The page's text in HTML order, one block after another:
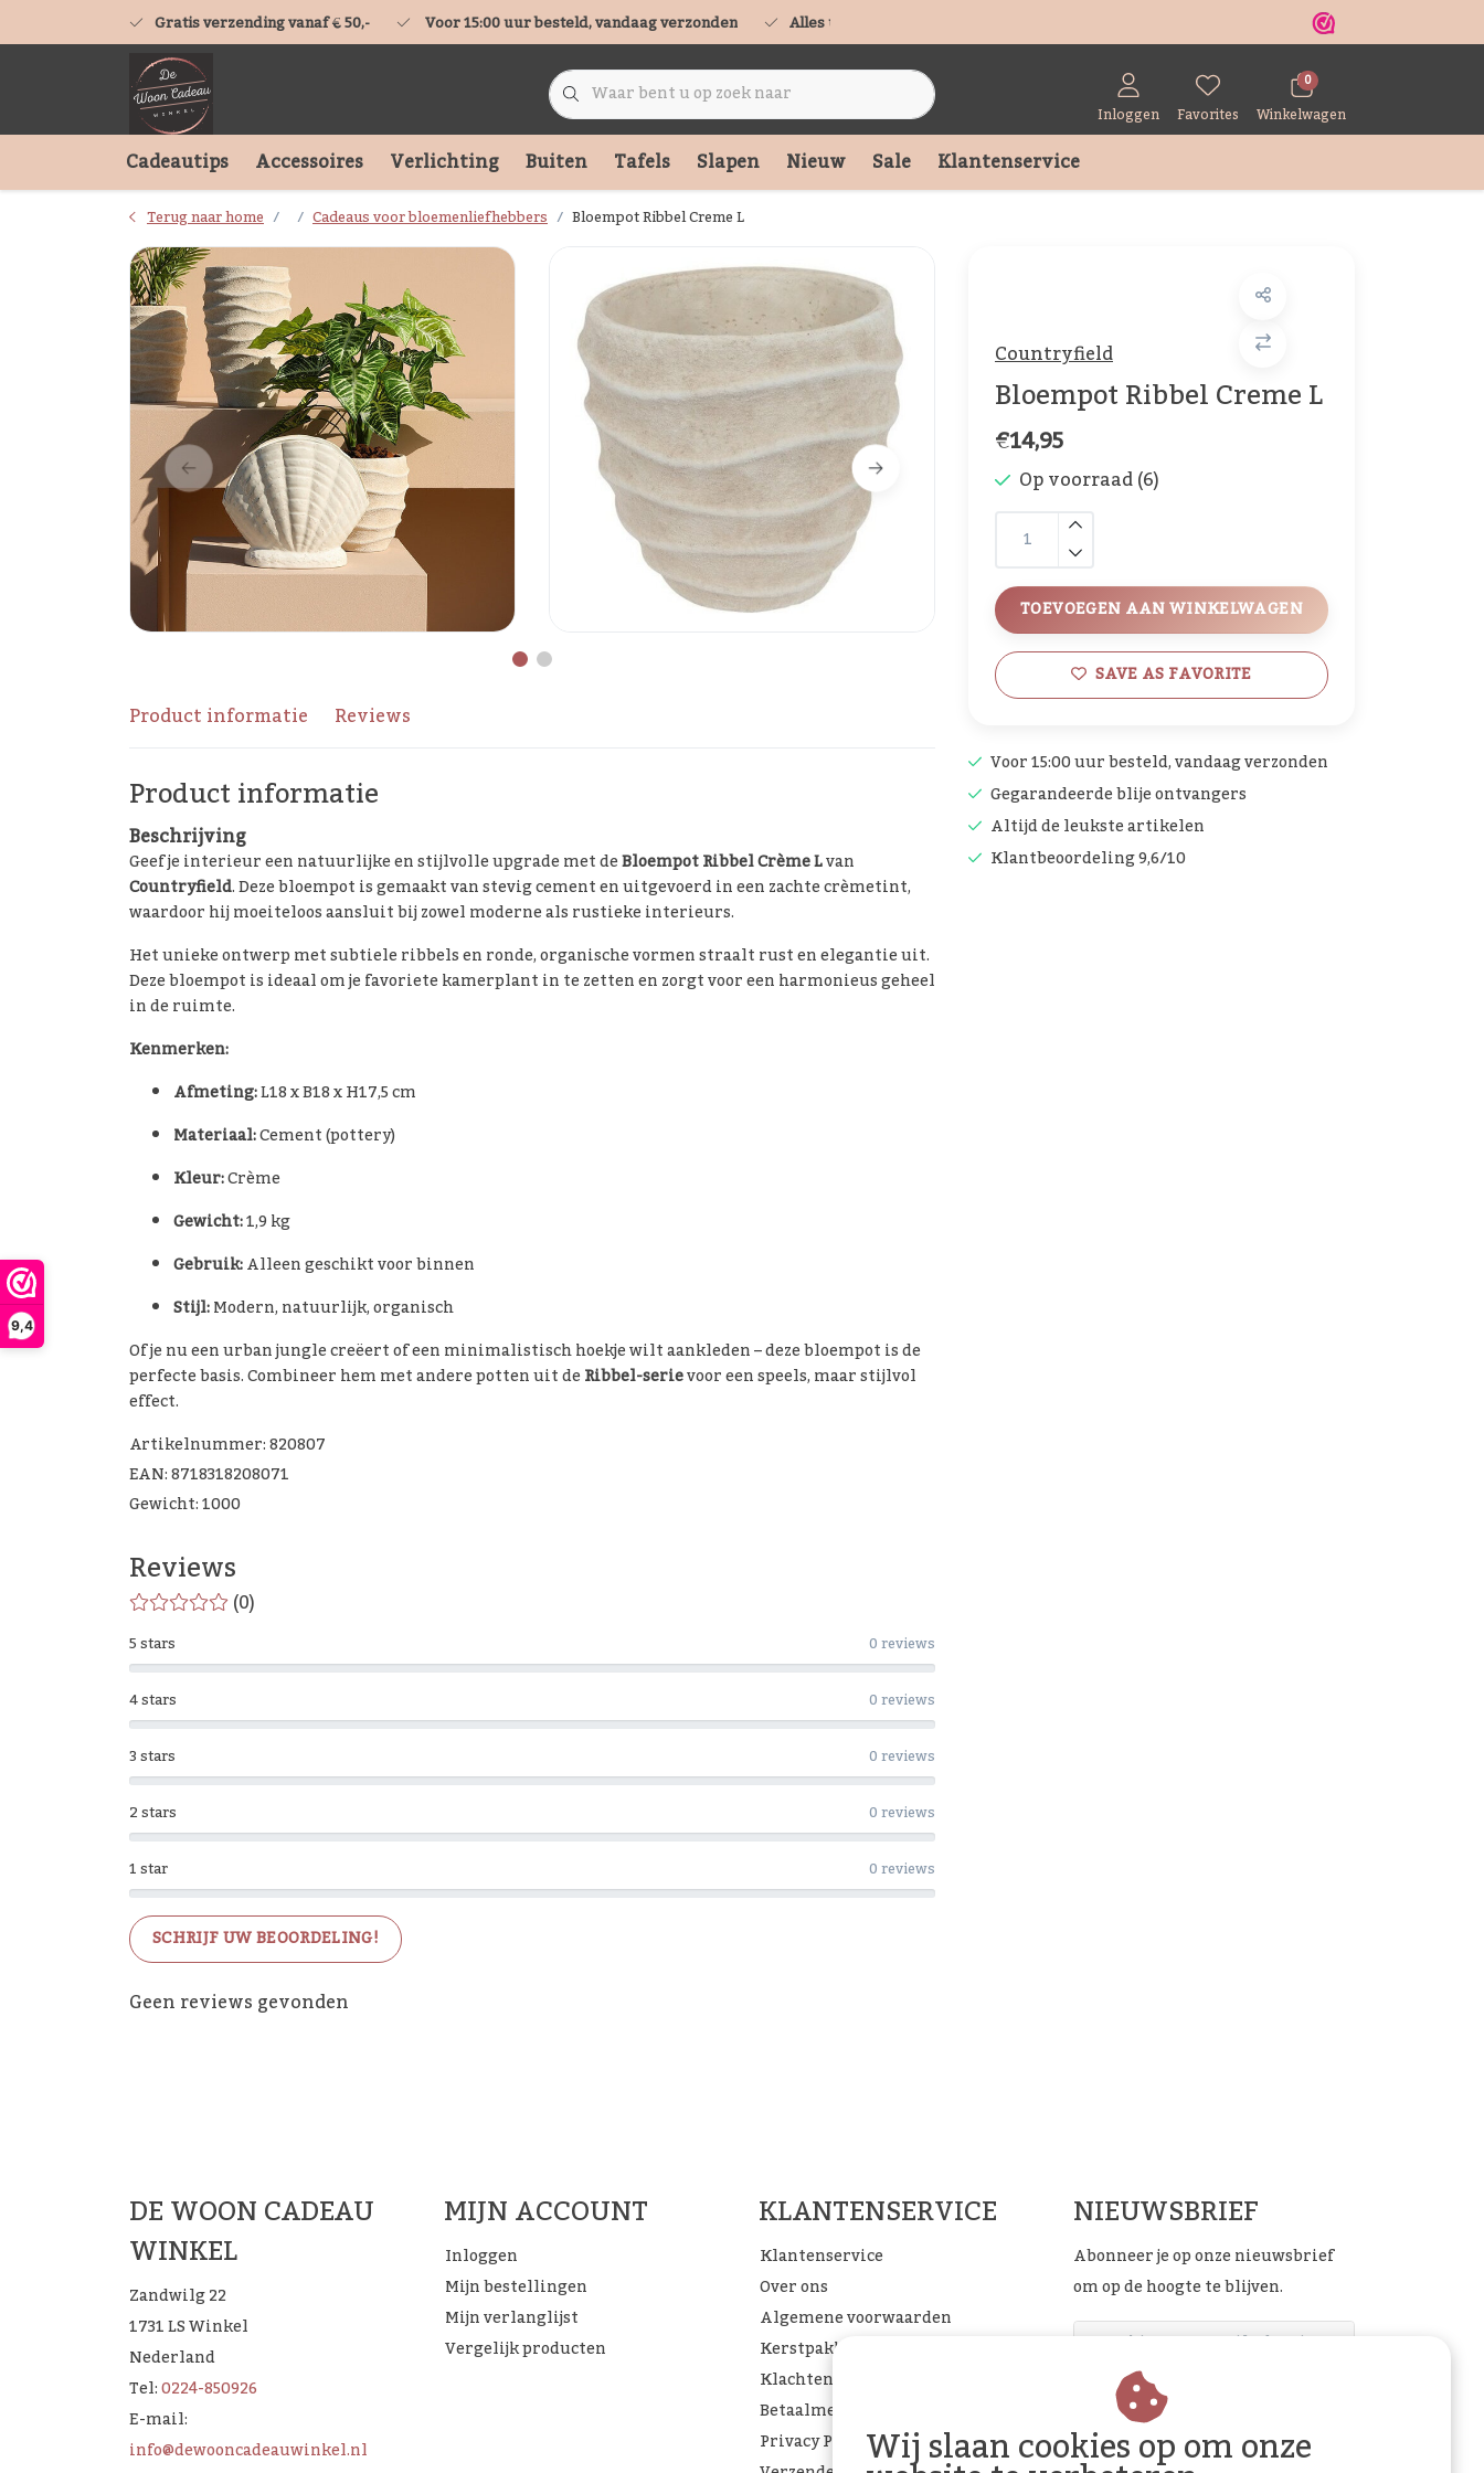
9,4
Gratis verzending vanaf € 50,- Voor 15:00 uur besteld, vandaag verzonden Alles uit voorraad leverbaar
Inloggen Favorites
0
Winkelwagen
Cadeautips Accessoires Verlichting Buiten Tafels Slapen Nieuw Sale Klantenservice
Terug naar home Cadeaus voor bloemenliefhebbers Bloempot Ribbel Creme L
Countryfield
Bloempot Ribbel Creme L
€14,95
Op voorraad (6)
TOEVOEGEN AAN WINKELWAGEN
SAVE AS FAVORITE
Voor 15:00 uur besteld, vandaag verzonden
Gegarandeerde blije ontvangers
Altijd de leukste artikelen
Klantbeoordeling 9,6/10
Product informatie Reviews
Product informatie
Beschrijving
Geef je interieur een natuurlijke en stijlvolle upgrade met deBloempot Ribbel Crème Lvan
Countryfield. Deze bloempot is gemaakt van stevig cement en uitgevoerd in een zachte crèmetint,
waardoor hij moeiteloos aansluit bij zowel moderne als rustieke interieurs.
Het unieke ontwerp met subtiele ribbels en ronde, organische vormen straalt rust en elegantie uit.
Deze bloempot is ideaal om je favoriete kamerplant in te zetten en zorgt voor een harmonieus geheel
in de ruimte.
Kenmerken:
Afmeting:L18 x B18 x H17,5 cm
Materiaal:Cement (pottery)
Kleur:Crème
Gewicht:1,9 kg
Gebruik:Alleen geschikt voor binnen
Stijl:Modern, natuurlijk, organisch
Of je nu een urban jungle creëert of een minimalistisch hoekje wilt aankleden – deze bloempot is de
perfecte basis. Combineer hem met andere potten uit deRibbel-serievoor een speels, maar stijlvol
effect.
Artikelnummer: 820807
EAN: 8718318208071
Gewicht: 1000
Reviews
(0)
1 star 0 reviews
2 stars 0 reviews
3 stars 0 reviews
4 stars 0 reviews
5 stars 0 reviews
SCHRIJF UW BEOORDELING!
Geen reviews gevonden
DE WOON CADEAU
WINKEL
Zandwilg 22
1731 LS Winkel
Nederland
Tel:0224-850926
E-mail:
info@dewooncadeauwinkel.nl
MIJN ACCOUNT
Inloggen
Mijn bestellingen
Mijn verlanglijst
Vergelijk producten
KLANTENSERVICE
Klantenservice
Over ons
Algemene voorwaarden
Kerstpakketten
Klachtenpagina
Betaalmethoden
Privacy Policy
NIEUWSBRIEF
Abonneer je op onze nieuwsbrief
om op de hoogte te blijven.
ABONNEER
Wij slaan cookies op om onze